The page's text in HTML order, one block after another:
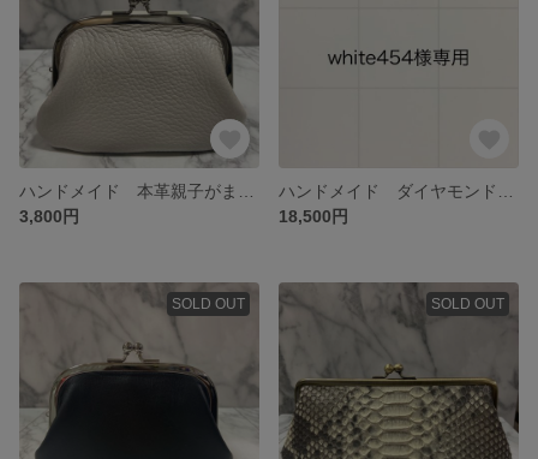
3,800円
18,500円
SOLD OUT SOLD OUT